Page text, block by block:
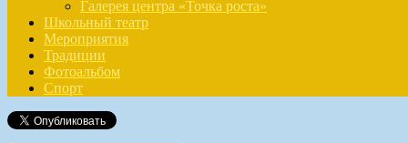
Галерея центра «Точка роста»
Школьный театр
Мероприятия
Традиции
Фотоальбом
Спорт